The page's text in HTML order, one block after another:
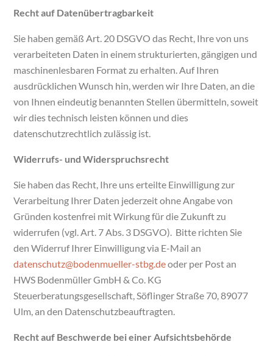
Recht auf Datenübertragbarkeit
Sie haben gemäß Art. 20 DSGVO das Recht, Ihre von uns
verarbeiteten Daten in einem strukturierten, gängigen und
maschinenlesbaren Format zu erhalten. Auf Ihren
ausdrücklichen Wunsch hin, werden wir Ihre Daten, an die
von Ihnen eindeutig benannten Stellen übermitteln, soweit
wir dies technisch leisten können und dies
datenschutzrechtlich zulässig ist.
Widerrufs- und Widerspruchsrecht
Sie haben das Recht, Ihre uns erteilte Einwilligung zur
Verarbeitung Ihrer Daten jederzeit ohne Angabe von
Gründen kostenfrei mit Wirkung für die Zukunft zu
widerrufen (vgl. Art. 7 Abs. 3 DSGVO). Bitte richten Sie
den Widerruf Ihrer Einwilligung via E-Mail an
datenschutz@bodenmueller-stbg.deoder per Post an
HWS Bodenmüller GmbH & Co. KG
Steuerberatungsgesellschaft, Söflinger Straße 70, 89077
Ulm, an den Datenschutzbeauftragten.
Recht auf Beschwerde bei einer Aufsichtsbehörde